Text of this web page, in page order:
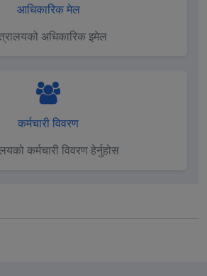
आधिकारिक मेल
अधिकारिक इमेल
कर्मचारी विवरण
कर्मचारी विवरण हेर्नुहोस